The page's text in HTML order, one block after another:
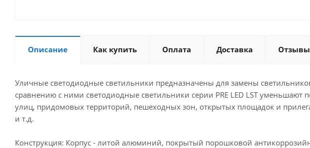
Описание Как купить Оплата Доставка Отзывы
Уличные светодиодные светильники предназначены для замены
сравнению с ними светодиодные светильники серии PRE LED LST уменьшают
улиц, придомовых территорий, пешеходных зон, открытых площадок и
и т.д.
Конструкция: Корпус - литой алюминий, покрытый порошковой